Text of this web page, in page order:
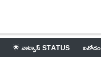
🌟 వాట్సాప్ STATUS వినోదం